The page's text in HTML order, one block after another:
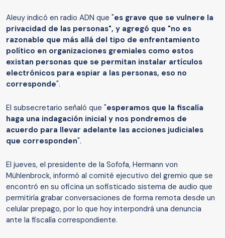
Aleuy indicó en radio ADN que "es grave que se vulnere la
privacidad de las personas", y agregó que "no es
razonable que más allá del tipo de enfrentamiento
político en organizaciones gremiales como estos
existan personas que se permitan instalar artículos
electrónicos para espiar a las personas, eso no
corresponde".
El subsecretario señaló que "esperamos que la fiscalía
haga una indagación inicial y nos pondremos de
acuerdo para llevar adelante las acciones judiciales
que corresponden".
El jueves, el presidente de la Sofofa, Hermann von
Mühlenbrock, informó al comité ejecutivo del gremio que se
encontró en su oficina un sofisticado sistema de audio que
permitiría grabar conversaciones de forma remota desde un
celular prepago, por lo que hoy interpondrá una denuncia
ante la fiscalía correspondiente.